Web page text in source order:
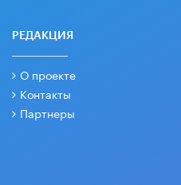
РЕДАКЦИЯ
О проекте
Контакты
Партнеры